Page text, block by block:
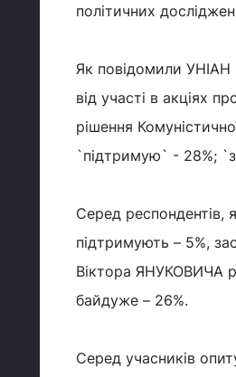
політичних
Як повідомили УНІАН
від участі в акціях
рішення
`підтримую` - 28%;
Серед респондентів,
підтримують – 5%,
Віктора ЯНУКОВИЧА
байдуже – 26%.
Серед учасників